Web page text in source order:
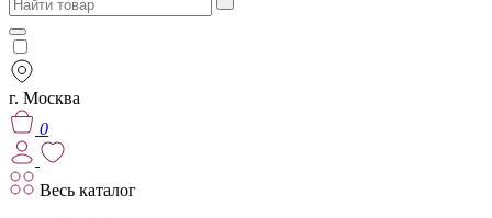
г. Москва
0
Весь каталог